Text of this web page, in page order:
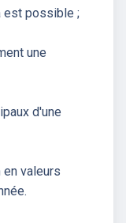
est possible ;
une
d'une
valeurs